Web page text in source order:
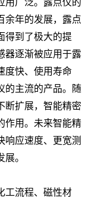
余年的发展，露点
得到了极大的提
器逐渐被应用于露
度快、使用寿命
的主流的产品。随
断扩展，智能精密
作用。未来智能精
响应速度、更宽测
。
工流程、磁性材